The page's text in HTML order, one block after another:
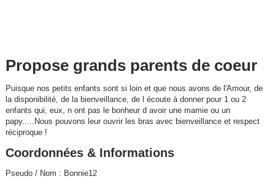
Propose grands parents de coeur
Puisque nos petits enfants sont si loin et que nous avons de l'Amour, de
la disponibilité, de la bienveillance, de l écoute à donner pour 1 ou 2
enfants qui, eux, n ont pas le bonheur d avoir une mamie ou un
papy.....Nous pouvons leur ouvrir les bras avec bienveillance et respect
réciproque !
Coordonnées & Informations
Pseudo / Nom : Bonnie12